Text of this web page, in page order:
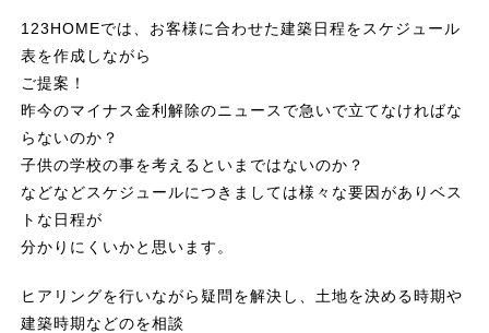
123HOMEでは、お客様に合わせた建築日程をスケジュール
表を作成しながら
ご提案！
昨今のマイナス金利解除のニュースで急いで立てなければな
らないのか？
子供の学校の事を考えるといまではないのか？
などなどスケジュールにつきましては様々な要因がありベス
トな日程が
分かりにくいかと思います。
ヒアリングを行いながら疑問を解決し、土地を決める時期や
建築時期などのを相談